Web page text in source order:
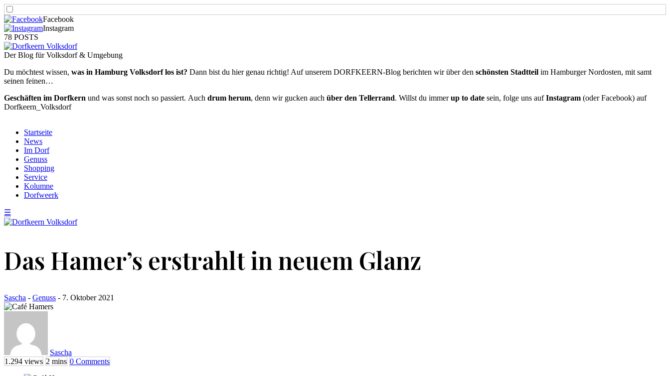
Facebook
Instagram
78 POSTS
Der Blog für Volksdorf & Umgebung
Du möchtest wissen, was in Hamburg Volksdorf los ist? Dann bist du hier genau richtig! Auf unserem DORFKEERN-Blog berichten wir über den schönsten Stadtteil im Hamburger Nordosten, mit samt
seinen feinen…
Geschäften im Dorfkern und was sonst noch so passiert. Auch drum herum, denn wir gucken auch über den Tellerrand. Willst du immerup to date sein, folge uns aufInstagram (oder Facebook) auf
Dorfkeern_Volksdorf
Startseite
News
Im Dorf
Genuss
Shopping
Service
Kolumne
Dorfweerk
☰
Das Hamer’s erstrahlt in neuem Glanz
Sascha - Genuss - 7. Oktober 2021
Sascha
1.294 views 2 mins 0 Comments